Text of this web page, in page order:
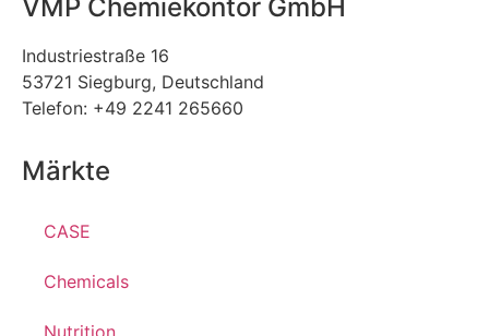
VMP Chemiekontor GmbH
Industriestraße 16
53721 Siegburg, Deutschland
Telefon: +49 2241 265660
Märkte
CASE
Chemicals